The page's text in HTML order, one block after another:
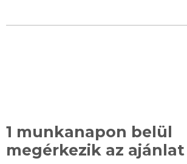
1 munkanapon belül
megérkezik az ajánlat